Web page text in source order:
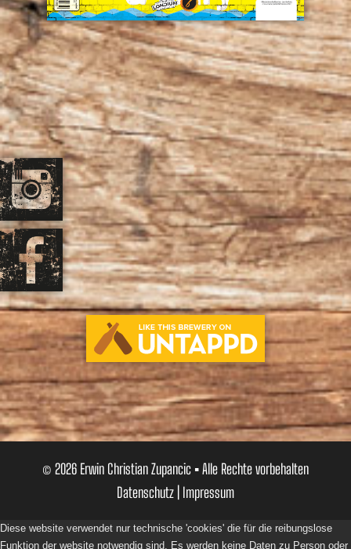
© 2026 Erwin Christian Zupancic ▪ Alle Rechte vorbehalten
Datenschutz Impressum
Diese website verwendet nur technische 'cookies' die für die reibungslose
Funktion der website notwendig sind. Es werden keine Daten zu Person oder